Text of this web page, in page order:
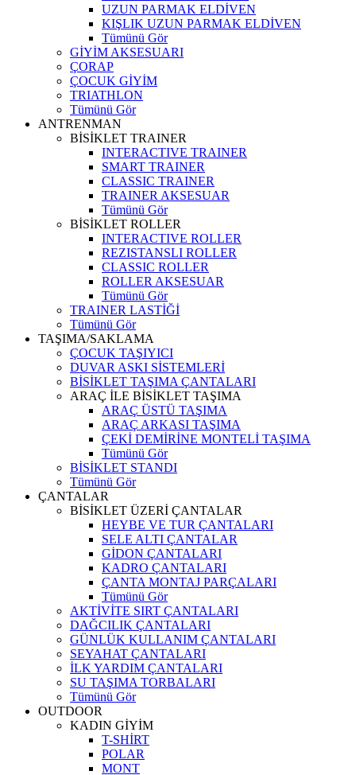
UZUN PARMAK ELDİVEN
KIŞLIK UZUN PARMAK ELDİVEN
Tümünü Gör
GİYİM AKSESUARI
ÇORAP
ÇOCUK GİYİM
TRIATHLON
Tümünü Gör
ANTRENMAN
BİSİKLET TRAINER
INTERACTIVE TRAINER
SMART TRAINER
CLASSIC TRAINER
TRAINER AKSESUAR
Tümünü Gör
BİSİKLET ROLLER
INTERACTIVE ROLLER
REZISTANSLI ROLLER
CLASSIC ROLLER
ROLLER AKSESUAR
Tümünü Gör
TRAINER LASTİĞİ
Tümünü Gör
TAŞIMA/SAKLAMA
ÇOCUK TAŞIYICI
DUVAR ASKI SİSTEMLERİ
BİSİKLET TAŞIMA ÇANTALARI
ARAÇ İLE BİSİKLET TAŞIMA
ARAÇ ÜSTÜ TAŞIMA
ARAÇ ARKASI TAŞIMA
ÇEKİ DEMİRİNE MONTELİ TAŞIMA
Tümünü Gör
BİSİKLET STANDI
Tümünü Gör
ÇANTALAR
BİSİKLET ÜZERİ ÇANTALAR
HEYBE VE TUR ÇANTALARI
SELE ALTI ÇANTALAR
GİDON ÇANTALARI
KADRO ÇANTALARI
ÇANTA MONTAJ PARÇALARI
Tümünü Gör
AKTİVİTE SIRT ÇANTALARI
DAĞCILIK ÇANTALARI
GÜNLÜK KULLANIM ÇANTALARI
SEYAHAT ÇANTALARI
İLK YARDIM ÇANTALARI
SU TAŞIMA TORBALARI
Tümünü Gör
OUTDOOR
KADIN GİYİM
T-SHİRT
POLAR
MONT